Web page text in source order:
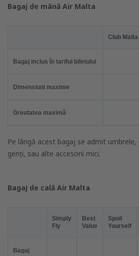
Bagaj de mână Air Malta
Club Malta
Bagaj inclus în tariful biletului
Dimensiuni maxime 20 x
Greutatea maximă 15
Pe lângă acest bagaj se admit
genți, sau alte accesorii mici.
Bagaj de cală Air Malta
Simply
Fly
Best
Value
Spoil
Yourself
Bagaj